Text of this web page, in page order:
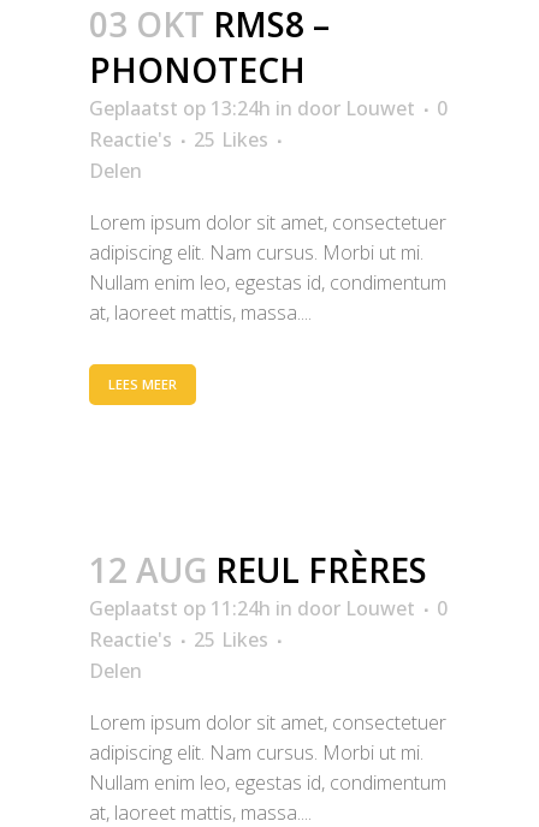
03 OKT RMS8 –
PHONOTECH
Geplaatst op 13:24h in door Louwet
0
Reactie's
25 Likes
Delen
Lorem ipsum dolor sit amet, consectetuer
adipiscing elit. Nam cursus. Morbi ut mi.
Nullam enim leo, egestas id, condimentum
at, laoreet mattis, massa....
LEES MEER
12 AUG REUL FRÈRES
Geplaatst op 11:24h in door Louwet
0
Reactie's
25 Likes
Delen
Lorem ipsum dolor sit amet, consectetuer
adipiscing elit. Nam cursus. Morbi ut mi.
Nullam enim leo, egestas id, condimentum
at, laoreet mattis, massa....